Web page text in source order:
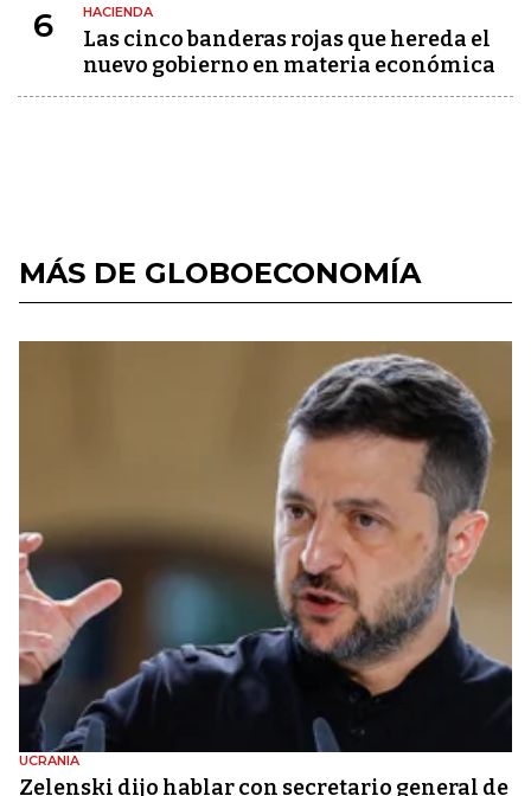
6 HACIENDA
Las cinco banderas rojas que hereda el
nuevo gobierno en materia económica
MÁS DE GLOBOECONOMÍA
UCRANIA
Zelenski dijo hablar con secretario general de